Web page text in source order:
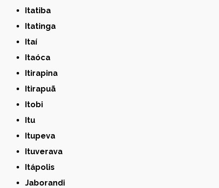
Itatiba
Itatinga
Itaí
Itaóca
Itirapina
Itirapuã
Itobi
Itu
Itupeva
Ituverava
Itápolis
Jaborandi